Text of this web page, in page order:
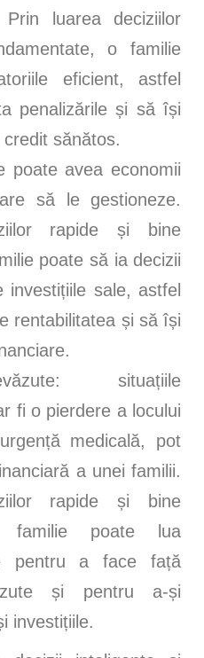
luarea deciziilor
o familie
eficient, astfel
penalizările și să își
sănătos.
poate avea economii
să le gestioneze.
rapide și bine
poate să ia decizii
sale, astfel
rentabilitatea și să își
situațiile
fi o pierdere a locului
medicală, pot
a unei familii.
rapide și bine
familie poate lua
pentru a face față
și pentru a-și
investițiile.